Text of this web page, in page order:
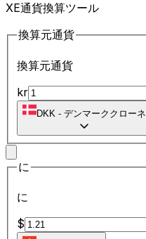
XE通貨換算ツール
換算元通貨
換算元通貨
kr
DKK - デンマーククローネ
に
に
$